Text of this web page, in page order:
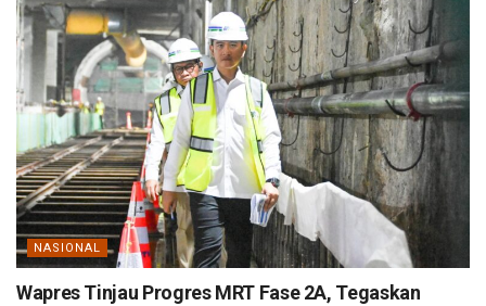
NASIONAL
Wapres Tinjau Progres MRT Fase 2A, Tegaskan